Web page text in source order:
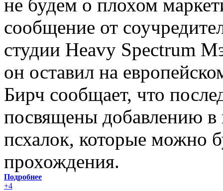
не будем о плохом
сообщение от
студии Heavy Spectrum
он оставил на
Бирч сообщает, что
посвящены добавлению в
псхалок, которые можно
прохождения.
Подробнее
+4